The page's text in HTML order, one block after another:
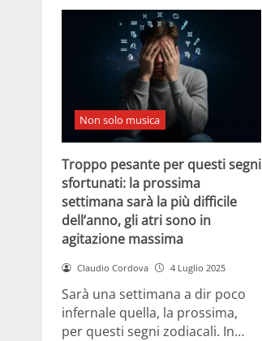
Non solo musica
Troppo pesante per questi segni
sfortunati: la prossima
settimana sarà la più difficile
dell’anno, gli atri sono in
agitazione massima
Claudio Cordova 4 Luglio 2025
Sarà una settimana a dir poco
infernale quella, la prossima,
per questi segni zodiacali. In…